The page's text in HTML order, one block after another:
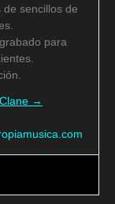
sencillos de
para
→